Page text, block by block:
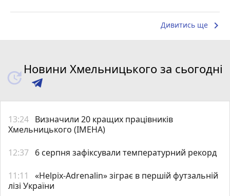
Дивитись ще keyboard_arrow_right
Новини Хмельницького за сьогодні
13:24 Визначили 20 кращих працівників
Хмельницького (ІМЕНА)
12:37 6 серпня зафіксували температурний рекорд
11:11
«Helpix-Adrenalin» зіграє в першій футзальній
лізі України